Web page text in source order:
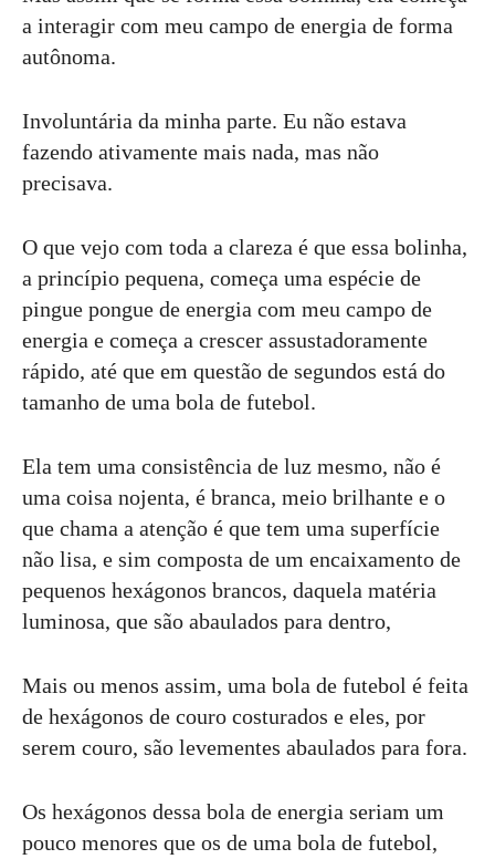
a interagir com meu campo de energia de forma
autônoma.
Involuntária da minha parte. Eu não estava
fazendo ativamente mais nada, mas não
precisava.
O que vejo com toda a clareza é que essa bolinha,
a princípio pequena, começa uma espécie de
pingue pongue de energia com meu campo de
energia e começa a crescer assustadoramente
rápido, até que em questão de segundos está do
tamanho de uma bola de futebol.
Ela tem uma consistência de luz mesmo, não é
uma coisa nojenta, é branca, meio brilhante e o
que chama a atenção é que tem uma superfície
não lisa, e sim composta de um encaixamento de
pequenos hexágonos brancos, daquela matéria
luminosa, que são abaulados para dentro,
Mais ou menos assim, uma bola de futebol é feita
de hexágonos de couro costurados e eles, por
serem couro, são levementes abaulados para fora.
Os hexágonos dessa bola de energia seriam um
pouco menores que os de uma bola de futebol,